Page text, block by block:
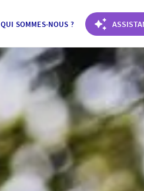
QUI SOMMES-NOUS ?